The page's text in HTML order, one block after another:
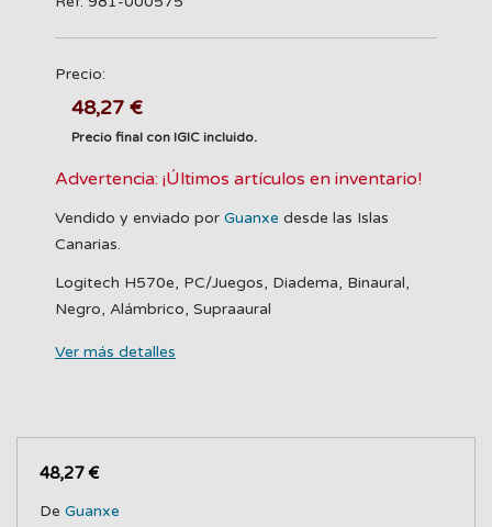
Precio:
48,27 €
Precio final con IGIC incluido.
Advertencia: ¡Últimos artículos en inventario!
Vendido y enviado por Guanxe desde las Islas
Canarias.
Logitech H570e, PC/Juegos, Diadema, Binaural,
Negro, Alámbrico, Supraaural
Ver más detalles
48,27 €
De Guanxe